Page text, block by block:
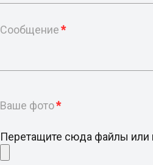
Сообщение*
Ваше фото*
Перетащите сюда файлы